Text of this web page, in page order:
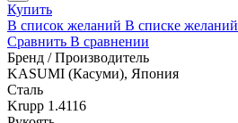
Купить
В список желаний В списке желаний
Сравнить В сравнении
Бренд / Производитель
KASUMI (Касуми), Япония
Сталь
Krupp 1.4116